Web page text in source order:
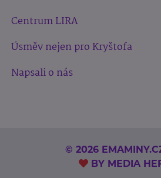
Centrum LIRA
Úsměv nejen pro Kryštofa
Napsali o nás
© 2026
BY MEDIA